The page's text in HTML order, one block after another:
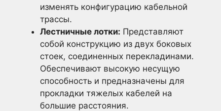
изменять конфигурацию кабельной
трассы.
Лестничные лотки: Представляют
собой конструкцию из двух боковых
стоек, соединенных перекладинами.
Обеспечивают высокую несущую
способность и предназначены для
прокладки тяжелых кабелей на
большие расстояния.